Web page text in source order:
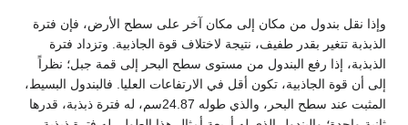
وإذا نقل بندول من مكان إلى مكان آخر على سطح الأرض، فإن فترة
الذبذبة تتغير بقدر طفيف، نتيجة لاختلاف قوة الجاذبية. وتزداد فترة
الذبذبة، إذا رفع البندول من مستوى سطح البحر إلى قمة جبل؛ نظراً
إلى أن قوة الجاذبية، تكون أقل في الارتفاعات العليا. فالبندول البسيط،
المثبت عند سطح البحر، والذي طوله 24.87سم، له فترة ذبذبة، قدرها